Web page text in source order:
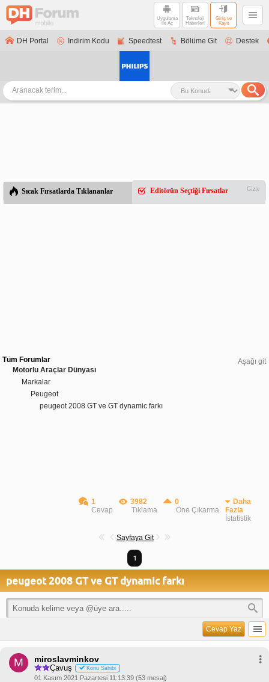
Uygulama
ile Aç
Teknoloji
Haberleri
Giriş ve
Kayıt
DH Portal İndirim Kodu Speedtest Bölüme Git Destek
Sıcak Fırsatlarda Tıklananlar Editörün Seçtiği Fırsatlar Gizle
Aşağı git
Tüm Forumlar
Motorlu Araçlar Dünyası
Markalar
Peugeot
peugeot 2008 GT ve GT dynamic farkı
1
Cevap
3982
Tıklama
0
Öne Çıkarma
Daha
Fazla
İstatistik
Sayfaya Git
1
peugeot 2008 GT ve GT dynamic farkı
Cevap Yaz
M miroslavminkov
Çavuş Konu Sahibi
01 Kasım 2021 Pazartesi 11:13:39 (53 mesaj)